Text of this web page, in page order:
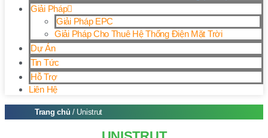
Giải Pháp
Giải Pháp EPC
Giải Pháp Cho Thuê Hệ Thống Điện Mặt Trời
Dự Án
Tin Tức
Hỗ Trợ
Liên Hệ
Trang chủ / Unistrut